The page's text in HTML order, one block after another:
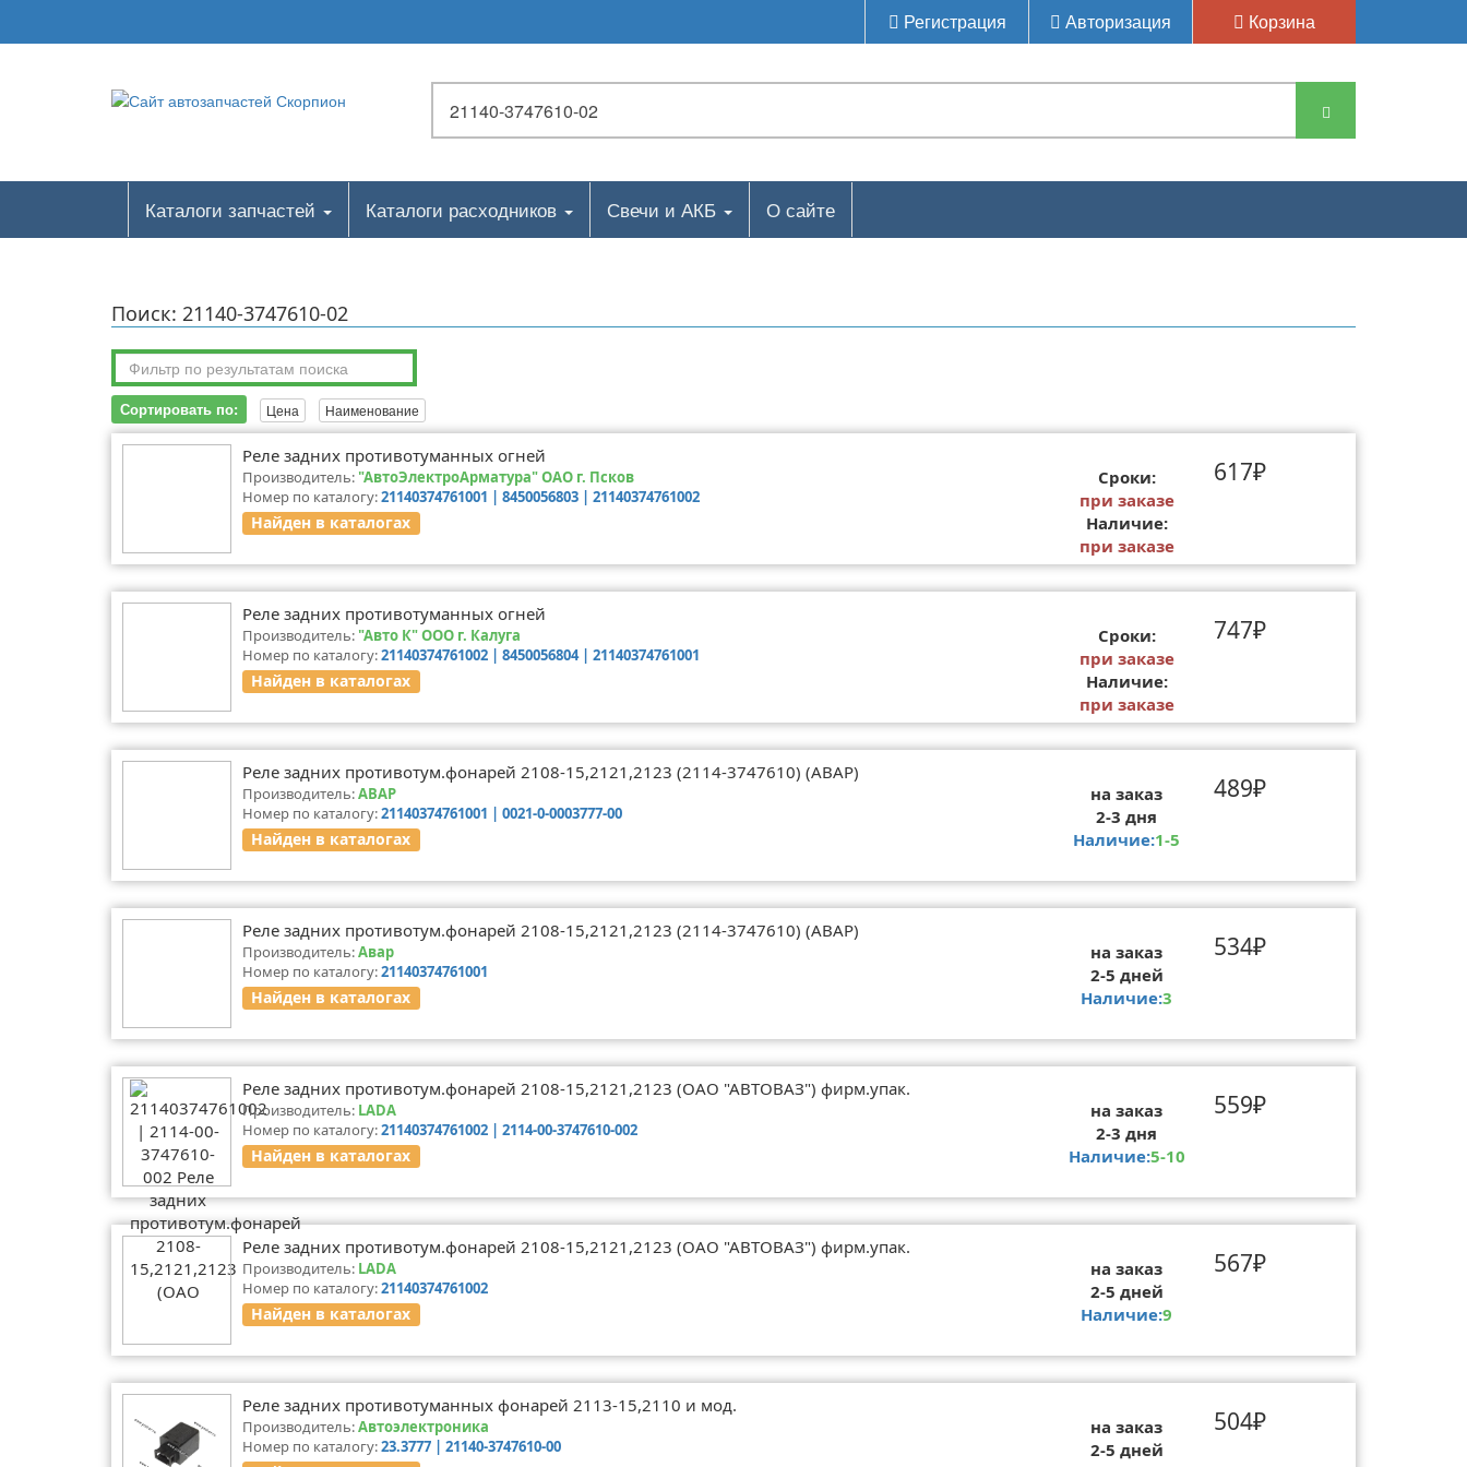
Регистрация Авторизация Корзина
Каталоги запчастей Каталоги расходников Свечи и АКБ О сайте
Поиск: 21140-3747610-02
Сортировать по: Цена Наименование
Сроки:
при заказе
Наличие:
при заказе
617₽
Реле задних противотуманных огней
Производитель: "АвтоЭлектроАрматура" ОАО г. Псков
Номер по каталогу:21140374761001 | 8450056803 | 21140374761002
Найден в каталогах
Сроки:
при заказе
Наличие:
при заказе
747₽
Реле задних противотуманных огней
Производитель: "Авто К" ООО г. Калуга
Номер по каталогу:21140374761002 | 8450056804 | 21140374761001
Найден в каталогах
на заказ
2-3 дня
Наличие:1-5
489₽
Реле задних противотум.фонарей 2108-15,2121,2123 (2114-3747610) (АВАР)
Производитель:АВАР
Номер по каталогу:21140374761001 | 0021-0-0003777-00
Найден в каталогах
на заказ
2-5 дней
Наличие:3
534₽
Реле задних противотум.фонарей 2108-15,2121,2123 (2114-3747610) (АВАР)
Производитель:Авар
Номер по каталогу:21140374761001
Найден в каталогах
на заказ
2-3 дня
Наличие:5-10
559₽
Реле задних противотум.фонарей 2108-15,2121,2123 (ОАО "АВТОВАЗ") фирм.упак.
Производитель: LADA
Номер по каталогу:21140374761002 | 2114-00-3747610-002
Найден в каталогах
на заказ
2-5 дней
Наличие:9
567₽
Реле задних противотум.фонарей 2108-15,2121,2123 (ОАО "АВТОВАЗ") фирм.упак.
Производитель: LADA
Номер по каталогу:21140374761002
Найден в каталогах
на заказ
2-5 дней
504₽
Реле задних противотуманных фонарей 2113-15,2110 и мод.
Производитель:Автоэлектроника
Номер по каталогу:23.3777 | 21140-3747610-00